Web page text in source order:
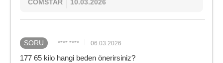
COMSTAR 10.03.2026
SORU **** **** 06.03.2026
177 65 kilo hangi beden önerirsiniz?